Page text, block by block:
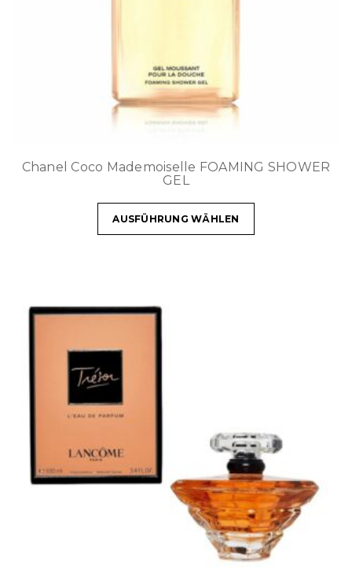
Chanel Coco Mademoiselle FOAMING SHOWER
GEL
AUSFÜHRUNG WÄHLEN